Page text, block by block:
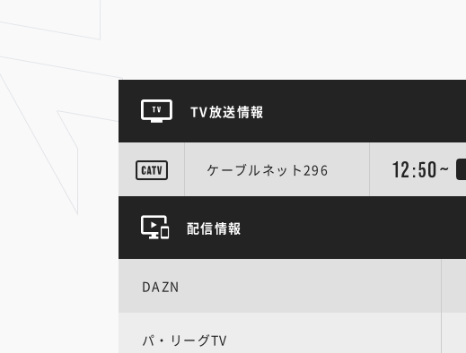
TV放送情報
ケーブルネット296 12:50~
配信情報
DAZN
パ・リーグTV